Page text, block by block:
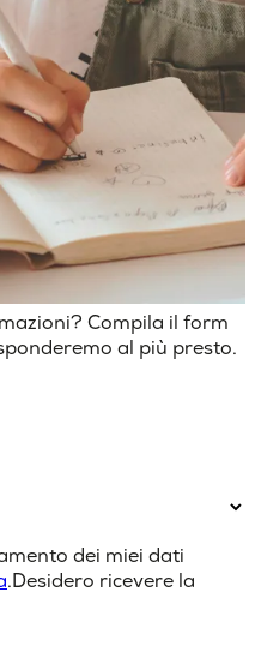
Compila il form
al più presto.
dei miei dati
.Desidero ricevere la